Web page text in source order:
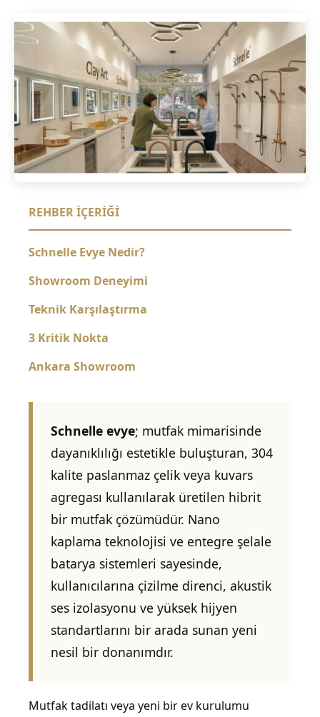
REHBER İÇERIĞI
Schnelle Evye Nedir?
Showroom Deneyimi
Teknik Karşılaştırma
3 Kritik Nokta
Ankara Showroom
Schnelle evye; mutfak mimarisinde
dayanıklılığı estetikle buluşturan, 304
kalite paslanmaz çelik veya kuvars
agregası kullanılarak üretilen hibrit
bir mutfak çözümüdür. Nano
kaplama teknolojisi ve entegre şelale
batarya sistemleri sayesinde,
kullanıcılarına çizilme direnci, akustik
ses izolasyonu ve yüksek hijyen
standartlarını bir arada sunan yeni
nesil bir donanımdır.
Mutfak tadilatı veya yeni bir ev kurulumu